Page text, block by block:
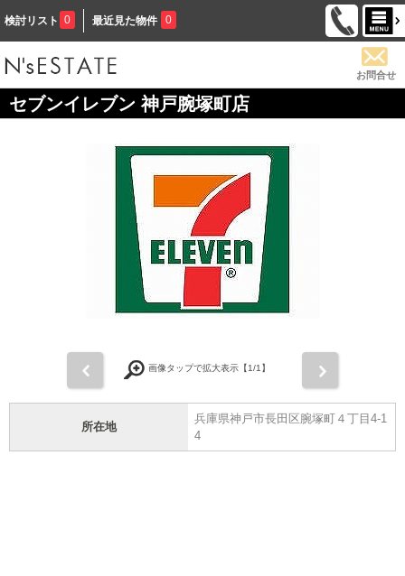
検討リスト 0 最近見た物件 0
お問合せ
セブンイレブン 神戸腕塚町店
画像タップで拡大表示【1/1】
所在地
兵庫県神戸市長田区腕塚町４丁目4-1
4